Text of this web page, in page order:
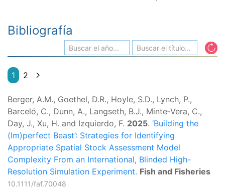
Bibliografía
1 2
Berger, A.M., Goethel, D.R., Hoyle, S.D., Lynch, P.,
Barceló, C., Dunn, A., Langseth, B.J., Minte‐Vera, C.,
Day, J., Xu, H. and Izquierdo, F. 2025. ‘Building the
(Im)perfect Beast’: Strategies for Identifying
Appropriate Spatial Stock Assessment Model
Complexity From an International, Blinded High-
Resolution Simulation Experiment. Fish and Fisheries
10.1111/faf.70048